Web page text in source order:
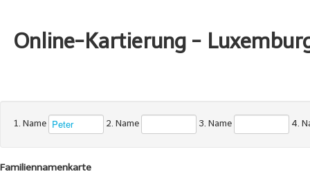
Online-Kartierung -
1. Name 2. Name 3. Name 4.
Familiennamenkarte